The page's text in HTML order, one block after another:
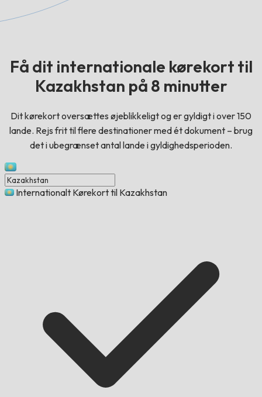
Få dit internationale kørekort til
Kazakhstan på 8 minutter
Dit kørekort oversættes øjeblikkeligt og er gyldigt i over 150
lande. Rejs frit til flere destinationer med ét dokument – brug
det i ubegrænset antal lande i gyldighedsperioden.
Internationalt Kørekort til Kazakhstan